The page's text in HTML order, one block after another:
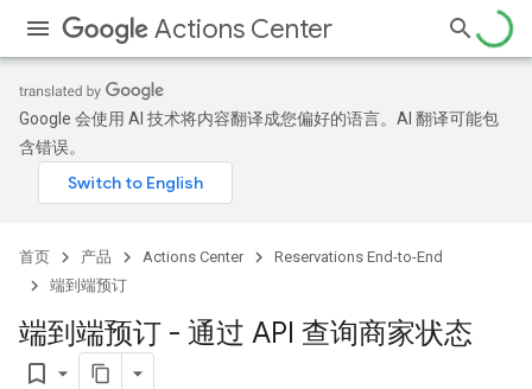
Actions Center
Google 会使用 AI 技术将内容翻译成您偏好的语言。AI 翻译可能包
含错误。
首页 产品 Actions Center
Reservations End-to-End
端到端预订
端到端预订 - 通过 API 查询商家状态
bookmark_border